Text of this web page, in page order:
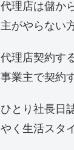
代理店は儲か
主がやらない
代理店契約す
事業主で契約
ひとり社長日
やく生活スタ